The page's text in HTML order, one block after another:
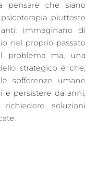
pensare che siano
piuttosto
Immaginano di
nel proprio passato
problema ma, una
strategico è che,
sofferenze umane
e persistere da anni,
soluzioni